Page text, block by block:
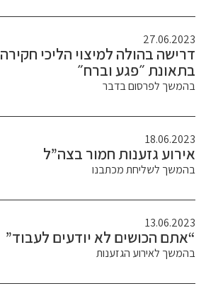
27.06.2023
דרישה בהולה למיצוי הליכי חקירה
בתאונת ״פגע וברח״
בהמשך לפרסום בדבר
18.06.2023
אירוע גזענות חמור בצה”ל
בהמשך לשליחת מכתבנו
13.06.2023
“אתם הכושים לא יודעים לעבוד”
בהמשך לאירוע הגזענות